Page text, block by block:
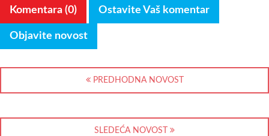
Komentara (0) Ostavite Vaš komentar
Objavite novost
PREDHODNA NOVOST
SLEDEĆA NOVOST